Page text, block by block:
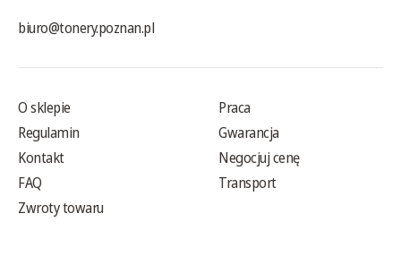
biuro@tonery.poznan.pl
O sklepie
Regulamin
Kontakt
FAQ
Zwroty towaru
Praca
Gwarancja
Negocjuj cenę
Transport